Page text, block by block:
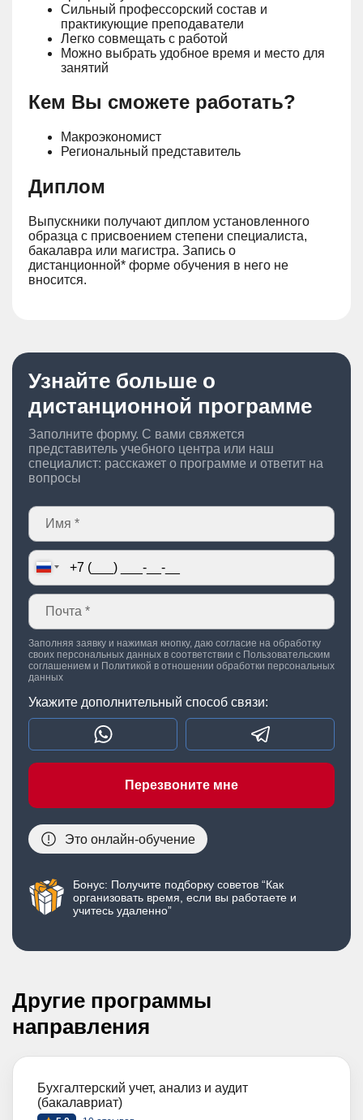
Сильный профессорский состав и
практикующие преподаватели
Легко совмещать с работой
Можно выбрать удобное время и место для
занятий
Кем Вы сможете работать?
Макроэкономист
Региональный представитель
Диплом
Выпускники получают диплом установленного
образца с присвоением степени специалиста,
бакалавра или магистра. Запись о
дистанционной* форме обучения в него не
вносится.
Узнайте больше о
дистанционной программе
Заполните форму. С вами свяжется
представитель учебного центра или наш
специалист: расскажет о программе и ответит на
вопросы
Бонус: Получите подборку советов “Как
организовать время, если вы работаете и
учитесь удаленно”
Заполняя заявку и нажимая кнопку, даю согласие на обработку
своих персональных данных в соответствии с Пользовательским
соглашением и Политикой в отношении обработки персональных
данных
Укажите дополнительный способ связи:
Перезвоните мне
Это онлайн-обучение
Другие программы
направления
Бухгалтерский учет, анализ и аудит
(бакалавриат)